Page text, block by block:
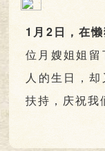
1月2日，在
位月嫂姐姐
人的生日，
扶持，庆祝我